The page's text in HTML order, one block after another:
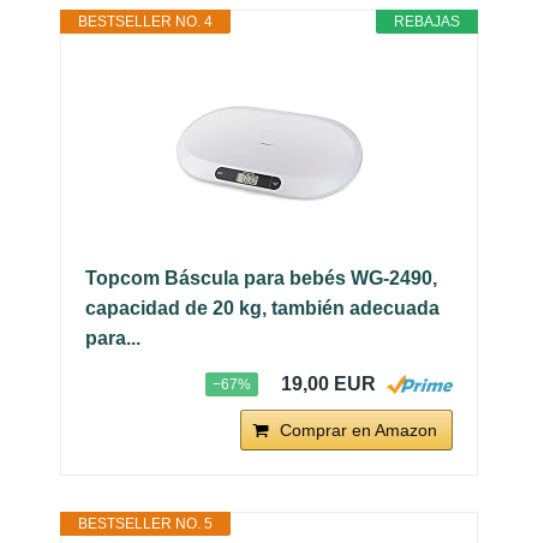
REBAJAS
BESTSELLER NO. 4
Topcom Báscula para bebés WG-2490,
capacidad de 20 kg, también adecuada
para...
−67% 19,00 EUR
Comprar en Amazon
BESTSELLER NO. 5